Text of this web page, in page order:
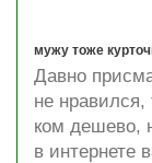
мужу тоже
Давно
не нравился,
ком дешево,
в интернете